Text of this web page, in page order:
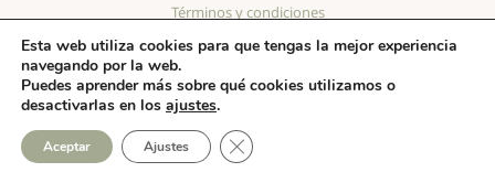
Términos y condiciones
© Yoga Yume 2026 |Diseño webrealizado por Pilar Rios
Esta web utiliza cookies para que tengas la mejor experiencia
navegando por la web.
Puedes aprender más sobre qué cookies utilizamos o
desactivarlas en los ajustes.
Aceptar Ajustes CERRAR EL BANNER DE